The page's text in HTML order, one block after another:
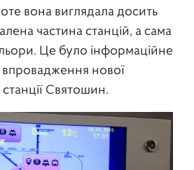
вона виглядала досить
частина станцій, а сама
Це було інформаційне
впровадження нової
Святошин.